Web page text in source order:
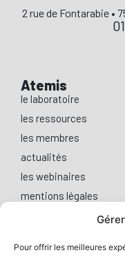
Pour offrir les meilleures
2 rue de Fontarabie •
Atemis
le laboratoire
les ressources
les membres
actualités
les webinaires
mentions légales